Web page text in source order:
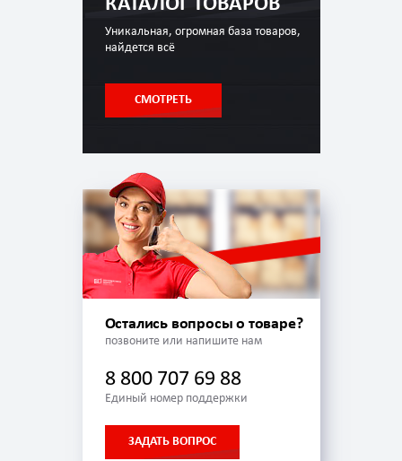
Уникальная, огромная база товаров,
найдется всё
СМОТРЕТЬ
Остались вопросы о товаре?
позвоните или напишите нам
8 800 707 69 88
Единый номер поддержки
ЗАДАТЬ ВОПРОС